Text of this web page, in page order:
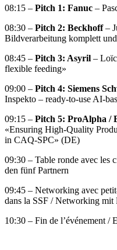
08:15 – Pitch 1: Fanuc –
08:30 – Pitch 2: Beckhoff–
Bildverarbeitung komplett
08:45 – Pitch 3: Asyril –
flexible feeding»
09:00 – Pitch 4: Siemens
Inspekto – ready-to-use AI-
09:15 – Pitch 5: ProAlpha /
«Ensuring High-Quality
in CAQ-SPC» (DE)
09:30 – Table ronde avec les
den fünf Partnern
09:45 – Networking avec
dans la SSF / Networking
10:30 – Fin de l’événement /